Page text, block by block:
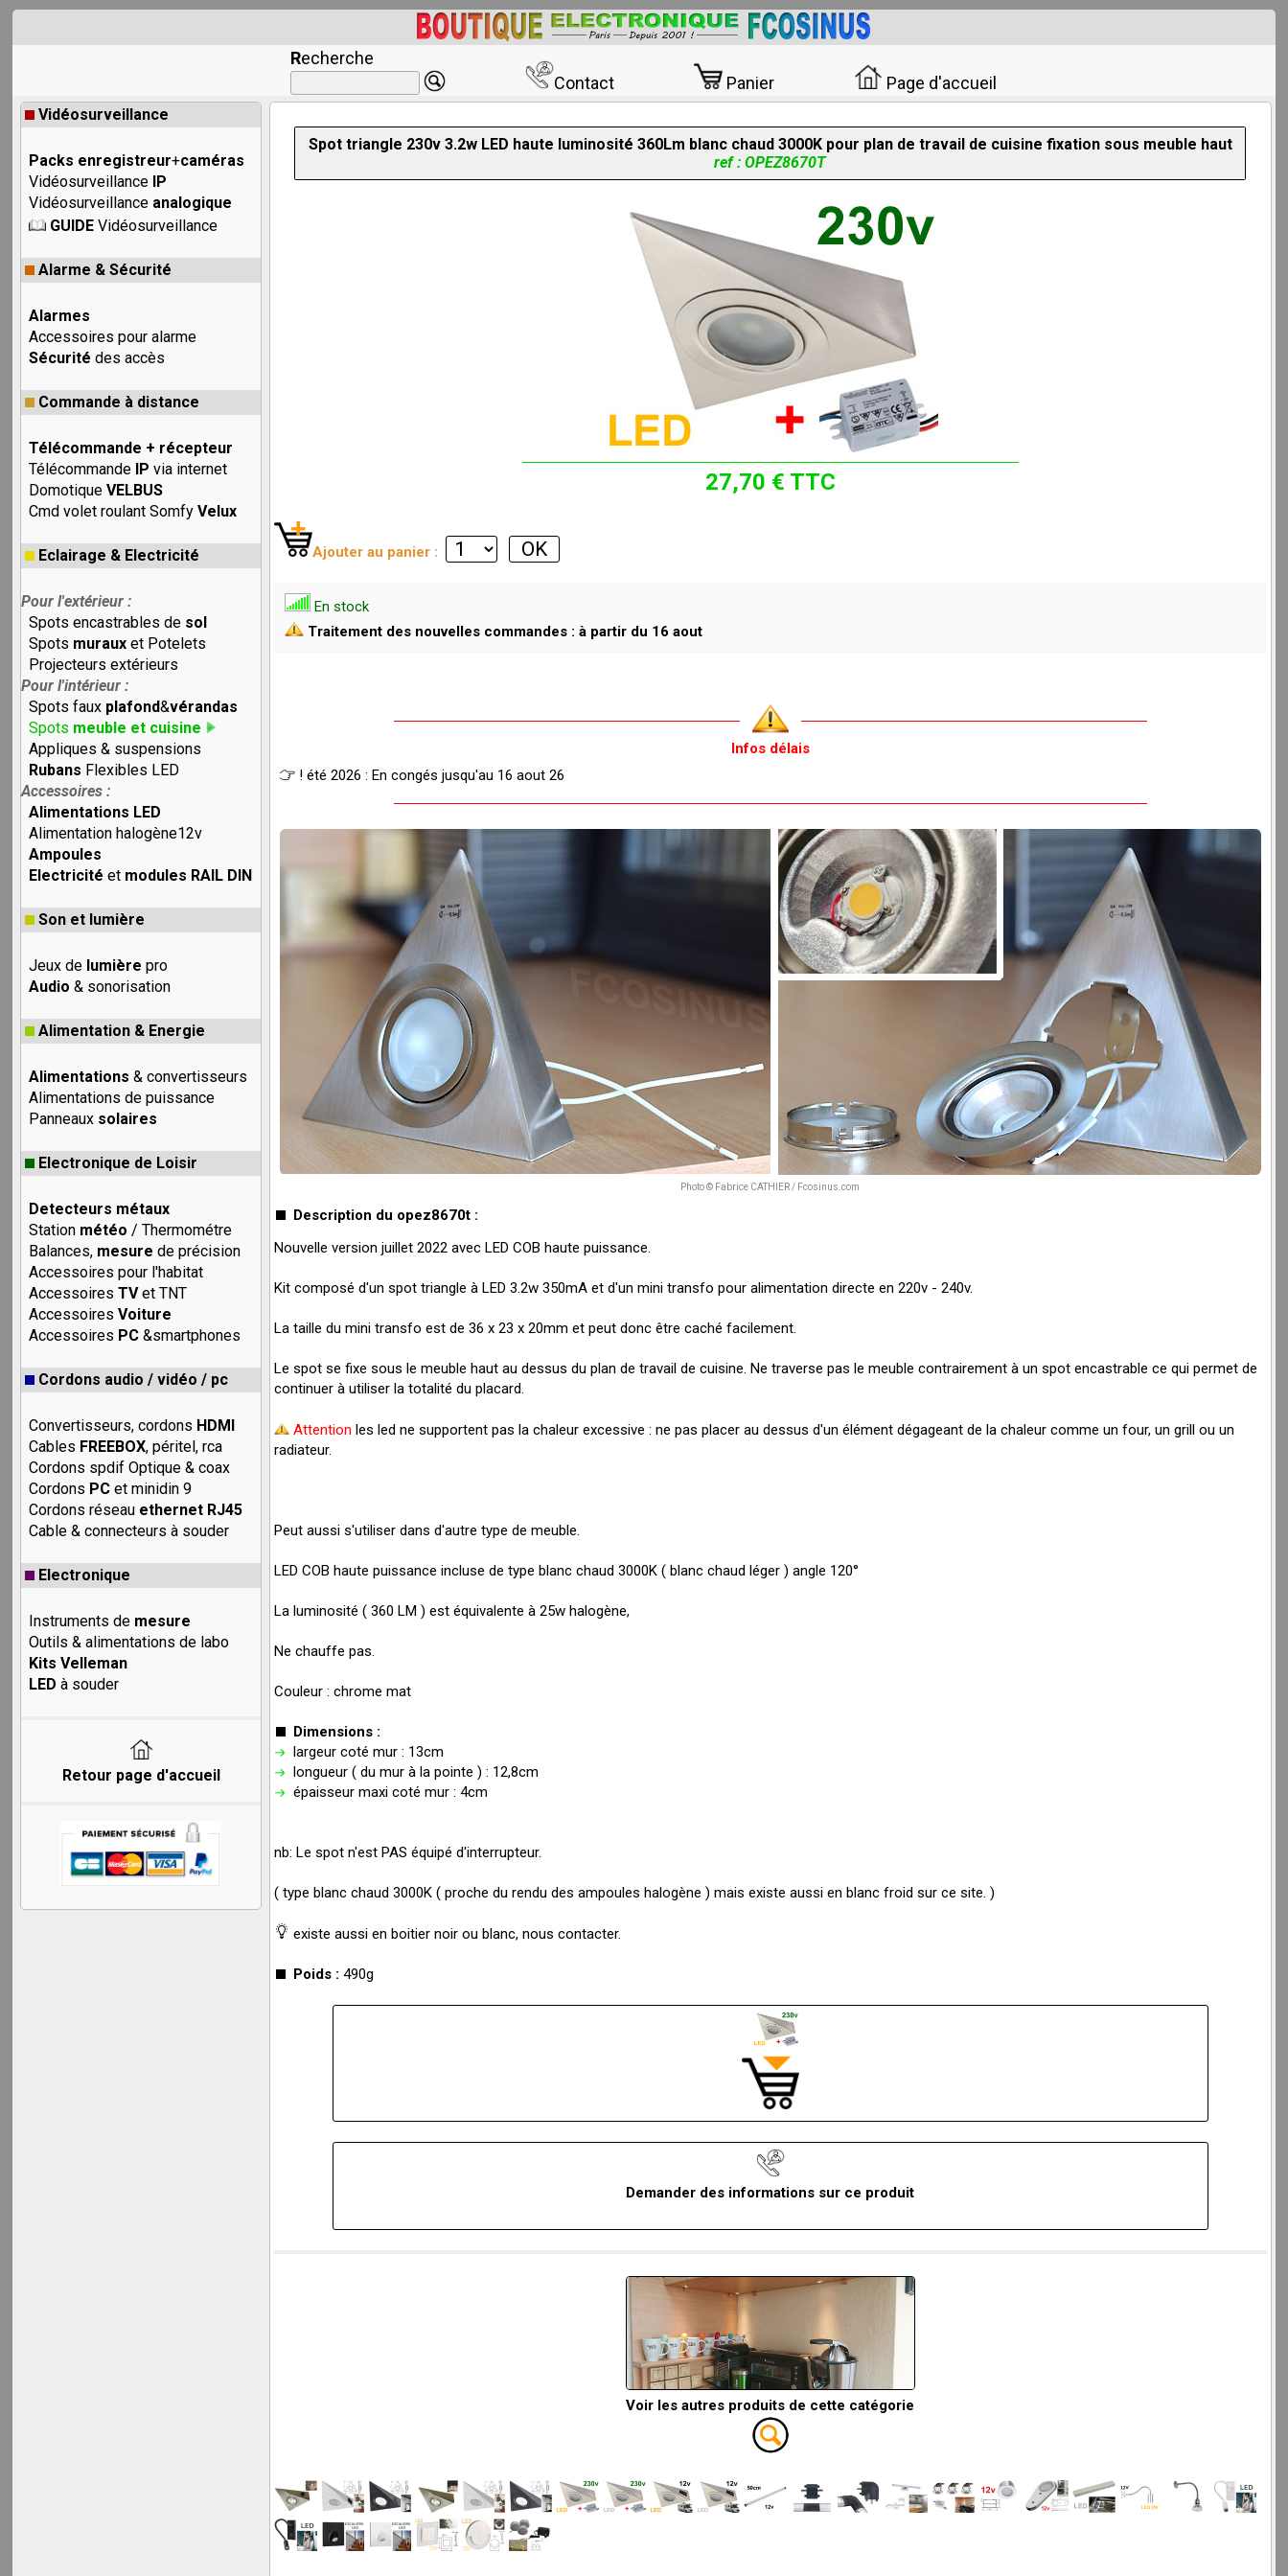
Recherche
Contact
Panier Page d'accueil
Vidéosurveillance
Packs enregistreur+caméras
Vidéosurveillance IP
Vidéosurveillance analogique
GUIDE Vidéosurveillance
Alarme & Sécurité
Alarmes
Accessoires pour alarme
Sécurité des accès
Commande à distance
Télécommande + récepteur
Télécommande IP via internet
DomotiqueVELBUS
Cmd volet roulant SomfyVelux
Eclairage & Electricité
Pour l'extérieur :
Spots encastrables de sol
Spots muraux et Potelets
Projecteurs extérieurs
Pour l'intérieur :
Spots faux plafond&vérandas
Spots meuble et cuisine
Appliques & suspensions
Rubans Flexibles LED
Accessoires :
Alimentations LED
Alimentation halogène12v
Ampoules
Electricité et modules RAIL DIN
Son et lumière
Jeux de lumière pro
Audio & sonorisation
Alimentation & Energie
Alimentations & convertisseurs
Alimentations de puissance
Panneaux solaires
Electronique de Loisir
Detecteurs métaux
Station météo / Thermométre
Balances, mesure de précision
Accessoires pour l'habitat
AccessoiresTVet TNT
AccessoiresVoiture
Accessoires PC &smartphones
Cordons audio / vidéo / pc
Convertisseurs, cordons HDMI
Cables FREEBOX, péritel, rca
Cordons spdif Optique & coax
Cordons PC et minidin 9
Cordons réseau ethernet RJ45
Cable & connecteurs à souder
Electronique
Instruments de mesure
Outils & alimentations de labo
Kits Velleman
LED à souder
Retour page d'accueil
Spot triangle 230v 3.2w LED haute luminosité 360Lm blanc chaud 3000K pour plan de travail de cuisine fixation sous meuble haut
ref : OPEZ8670T
27,70 € TTC
Ajouter au panier :
En stock
Traitement des nouvelles commandes : à partir du 16 aout
Infos délais
! été 2026 : En congés jusqu'au 16 aout 26
Photo © Fabrice CATHIER / Fcosinus.com
Description du opez8670t :
Nouvelle version juillet 2022 avec LED COB haute puissance.
Kit composé d'un spot triangle à LED 3.2w 350mA et d'un mini transfo pour alimentation directe en 220v - 240v.
La taille du mini transfo est de 36 x 23 x 20mm et peut donc être caché facilement.
Le spot se fixe sous le meuble haut au dessus du plan de travail de cuisine. Ne traverse pas le meuble contrairement à un spot encastrable ce qui permet de
continuer à utiliser la totalité du placard.
Attention les led ne supportent pas la chaleur excessive : ne pas placer au dessus d'un élément dégageant de la chaleur comme un four, un grill ou un
radiateur.
Peut aussi s'utiliser dans d'autre type de meuble.
LED COB haute puissance incluse de type blanc chaud 3000K ( blanc chaud léger ) angle 120°
La luminosité ( 360 LM ) est équivalente à 25w halogène,
Ne chauffe pas.
Couleur : chrome mat
Dimensions :
largeur coté mur : 13cm
longueur ( du mur à la pointe ) : 12,8cm
épaisseur maxi coté mur : 4cm
nb: Le spot n'est PAS équipé d'interrupteur.
( type blanc chaud 3000K ( proche du rendu des ampoules halogène ) mais existe aussi en blanc froid sur ce site. )
existe aussi en boitier noir ou blanc, nous contacter.
Poids :490g
Demander des informations sur ce produit
Voir les autres produits de cette catégorie